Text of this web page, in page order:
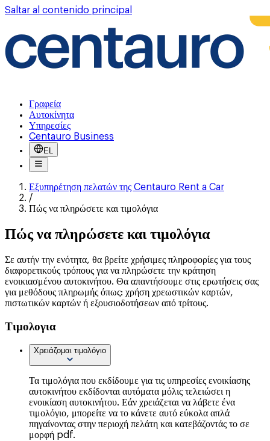
Saltar al contenido principal
Γραφεία
Αυτοκίνητα
Υπηρεσίες
Centauro Business
EL
Εξυπηρέτηση πελατών της Centauro Rent a Car
/
Πώς να πληρώσετε και τιμολόγια
Πώς να πληρώσετε και τιμολόγια
Σε αυτήν την ενότητα, θα βρείτε χρήσιμες πληροφορίες για τους
διαφορετικούς τρόπους για να πληρώσετε την κράτηση
ενοικιασμένου αυτοκινήτου. Θα απαντήσουμε στις ερωτήσεις σας
για μεθόδους πληρωμής όπως: χρήση χρεωστικών καρτών,
πιστωτικών καρτών ή εξουσιοδοτήσεων από τρίτους.
Τιμολογια
Χρειάζομαι τιμολόγιο
Τα τιμολόγια που εκδίδουμε για τις υπηρεσίες ενοικίασης
αυτοκινήτου εκδίδονται αυτόματα μόλις τελειώσει η
ενοικίαση αυτοκινήτου. Εάν χρειάζεται να λάβετε ένα
τιμολόγιο, μπορείτε να το κάνετε αυτό εύκολα απλά
πηγαίνοντας στην περιοχή πελάτη και κατεβάζοντάς το σε
μορφή pdf.